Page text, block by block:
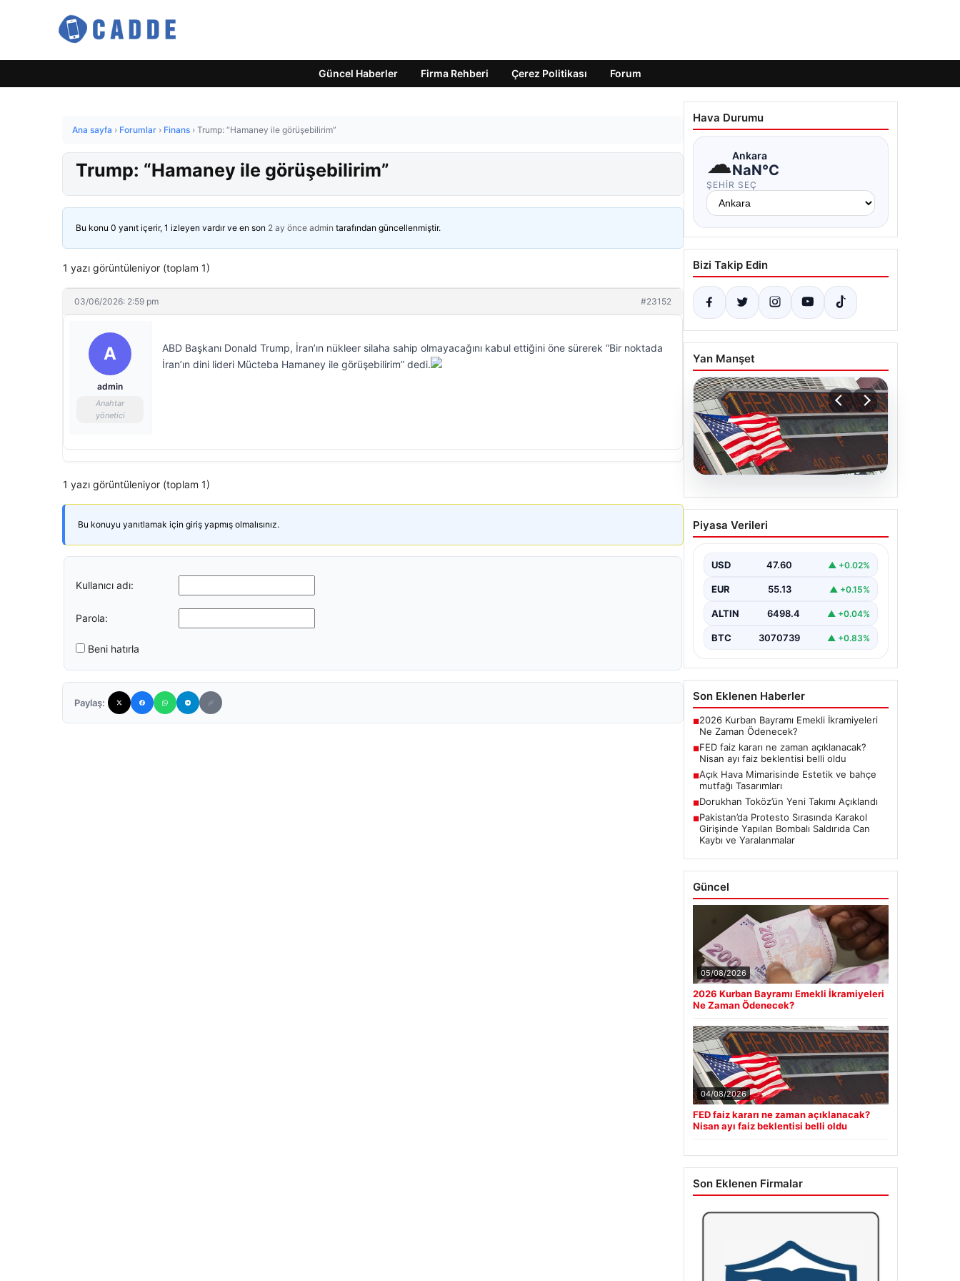
Güncel Haberler Firma Rehberi Çerez Politikası Forum
Ana sayfa › Forumlar › Finans › Trump: “Hamaney ile görüşebilirim”
Trump: “Hamaney ile görüşebilirim”
Bu konu 0 yanıt içerir, 1 izleyen vardır ve en son 2 ay önce admin tarafından güncellenmiştir.
1 yazı görüntüleniyor (toplam 1)
03/06/2026: 2:59 pm #23152
A
admin
Anahtar
yönetici
ABD Başkanı Donald Trump, İran’ın nükleer silaha sahip olmayacağını kabul ettiğini öne sürerek “Bir noktada
İran’ın dini lideri Mücteba Hamaney ile görüşebilirim” dedi.
1 yazı görüntüleniyor (toplam 1)
Bu konuyu yanıtlamak için giriş yapmış olmalısınız.
Kullanıcı adı:
Parola:
Beni hatırla
Paylaş:
Hava Durumu
☁Ankara
NaN°C
ŞEHIR SEÇ
Bizi Takip Edin
Yan Manşet
04.08.2026
FED faiz kararı ne zaman
açıklanacak? Nisan ayı
Piyasa Verileri
USD 47.60 ▲ +0.02%
EUR 55.13 ▲ +0.15%
ALTIN 6498.4 ▲ +0.04%
BTC 3070739 ▲ +0.83%
Son Eklenen Haberler
■2026 Kurban Bayramı Emekli İkramiyeleri
Ne Zaman Ödenecek?
■FED faiz kararı ne zaman açıklanacak?
Nisan ayı faiz beklentisi belli oldu
■Açık Hava Mimarisinde Estetik ve bahçe
mutfağı Tasarımları
■Dorukhan Toköz’ün Yeni Takımı Açıklandı
■Pakistan’da Protesto Sırasında Karakol
Girişinde Yapılan Bombalı Saldırıda Can
Kaybı ve Yaralanmalar
Güncel
05/08/2026
2026 Kurban Bayramı Emekli İkramiyeleri
Ne Zaman Ödenecek?
04/08/2026
FED faiz kararı ne zaman açıklanacak?
Nisan ayı faiz beklentisi belli oldu
Son Eklenen Firmalar